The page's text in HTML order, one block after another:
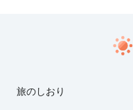
旅のしおり